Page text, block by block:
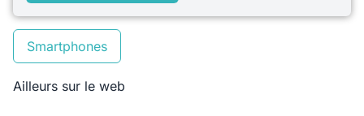
Smartphones
Ailleurs sur le web